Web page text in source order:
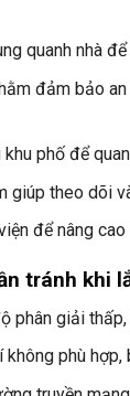
quanh nhà
đảm bảo
phố để
giúp theo dõi
để nâng
tránh khi
phân giải
phù hợp,